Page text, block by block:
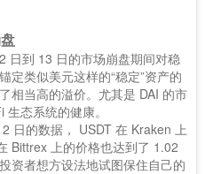
日到 13 日的市场崩盘期间对稳
定类似美元这样的“稳定”资产的
相当高的溢价。尤其是 DAI 的市
态系统的健康。
日的数据， USDT 在 Kraken 上
Bittrex 上的价格也达到了 1.02
资者想方设法地试图保住自己的